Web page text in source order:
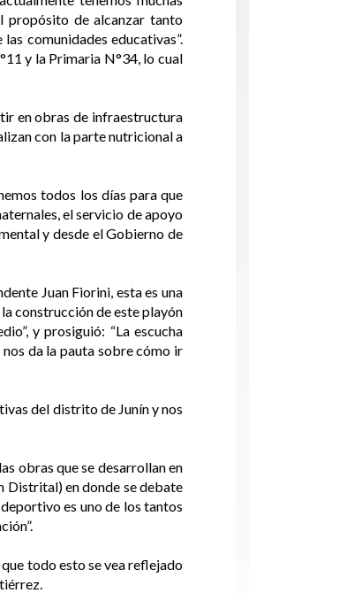
propósito de alcanzar tanto
comunidades educativas”.
y la Primaria N°34, lo cual
en obras de infraestructura
con la parte nutricional a
todos los días para que
el servicio de apoyo
y desde el Gobierno de
Juan Fiorini, esta es una
construcción de este playón
y prosiguió: “La escucha
da la pauta sobre cómo ir
del distrito de Junín y nos
obras que se desarrollan en
Distrital) en donde se debate
es uno de los tantos
todo esto se vea reflejado